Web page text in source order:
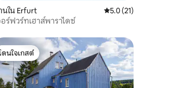
นใน Erfurt คะแนนเฉลี่ย 5.0 จาก
5.0 (21)
อร์ฟวร์ทเฮาส์พาราไดซ์
โดนใจเกสต์
ดนใจเกสต์